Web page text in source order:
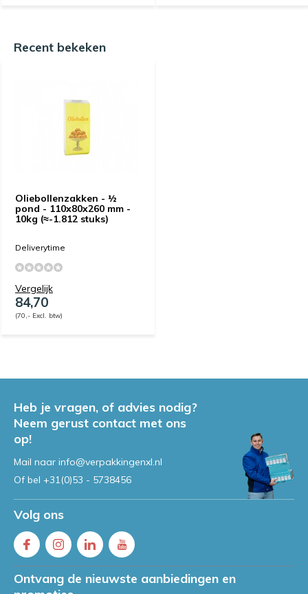
Recent bekeken
Oliebollenzakken - ½
pond - 110x80x260 mm -
10kg (≈-1.812 stuks)
Deliverytime
Vergelijk
84,70
(70,- Excl. btw)
Heb je vragen, of advies nodig?
Neem gerust contact met ons
op!
Mail naar info@verpakkingenxl.nl
Of bel +31(0)53 - 5738456
Volg ons
Ontvang de nieuwste aanbiedingen en